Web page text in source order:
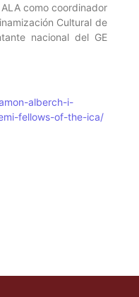
como coordinador
Cultural de
nacional del GE
alberch-i-
fellows-of-the-ica/